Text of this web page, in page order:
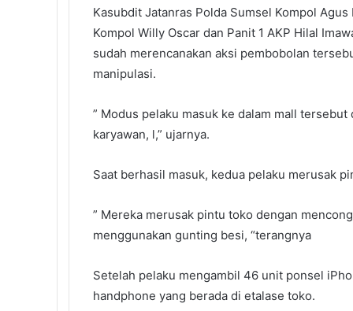
Kasubdit Jatanras Polda Sumsel Kompol
Kompol Willy Oscar dan Panit 1 AKP Hilal
sudah merencanakan aksi pembobolan
manipulasi.
” Modus pelaku masuk ke dalam mall
karyawan, l,” ujarnya.
Saat berhasil masuk, kedua pelaku merusak
” Mereka merusak pintu toko dengan
menggunakan gunting besi, “terangnya
Setelah pelaku mengambil 46 unit ponsel
handphone yang berada di etalase toko.